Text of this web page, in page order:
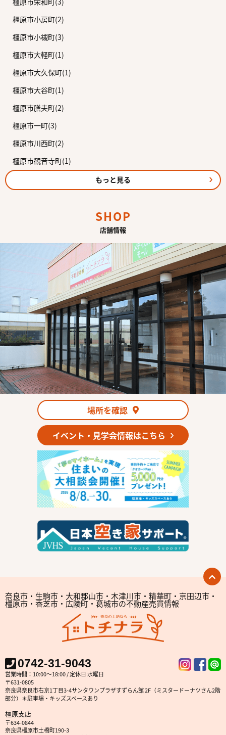
橿原市小房町(2)
橿原市小槻町(3)
橿原市大軽町(1)
橿原市大久保町(1)
橿原市大谷町(1)
橿原市膳夫町(2)
橿原市一町(3)
橿原市川西町(2)
橿原市観音寺町(1)
もっと見る
SHOP
店舗情報
場所を確認
イベント・見学会情報はこちら
奈良市・生駒市・大和郡山市・木津川市・精華町・京田辺市・
橿原市・香芝市・広陵町・葛城市の不動産売買情報
0742-31-9043
営業時間：10:00～18:00 / 定休日 水曜日
〒631-0805
奈良県奈良市右京1丁目3-4サンタウンプラザすずらん館 2F（ミスタードーナツさん2階
部分）＊駐車場・キッズスペースあり
橿原支店
〒634-0844
奈良県橿原市土橋町190-3